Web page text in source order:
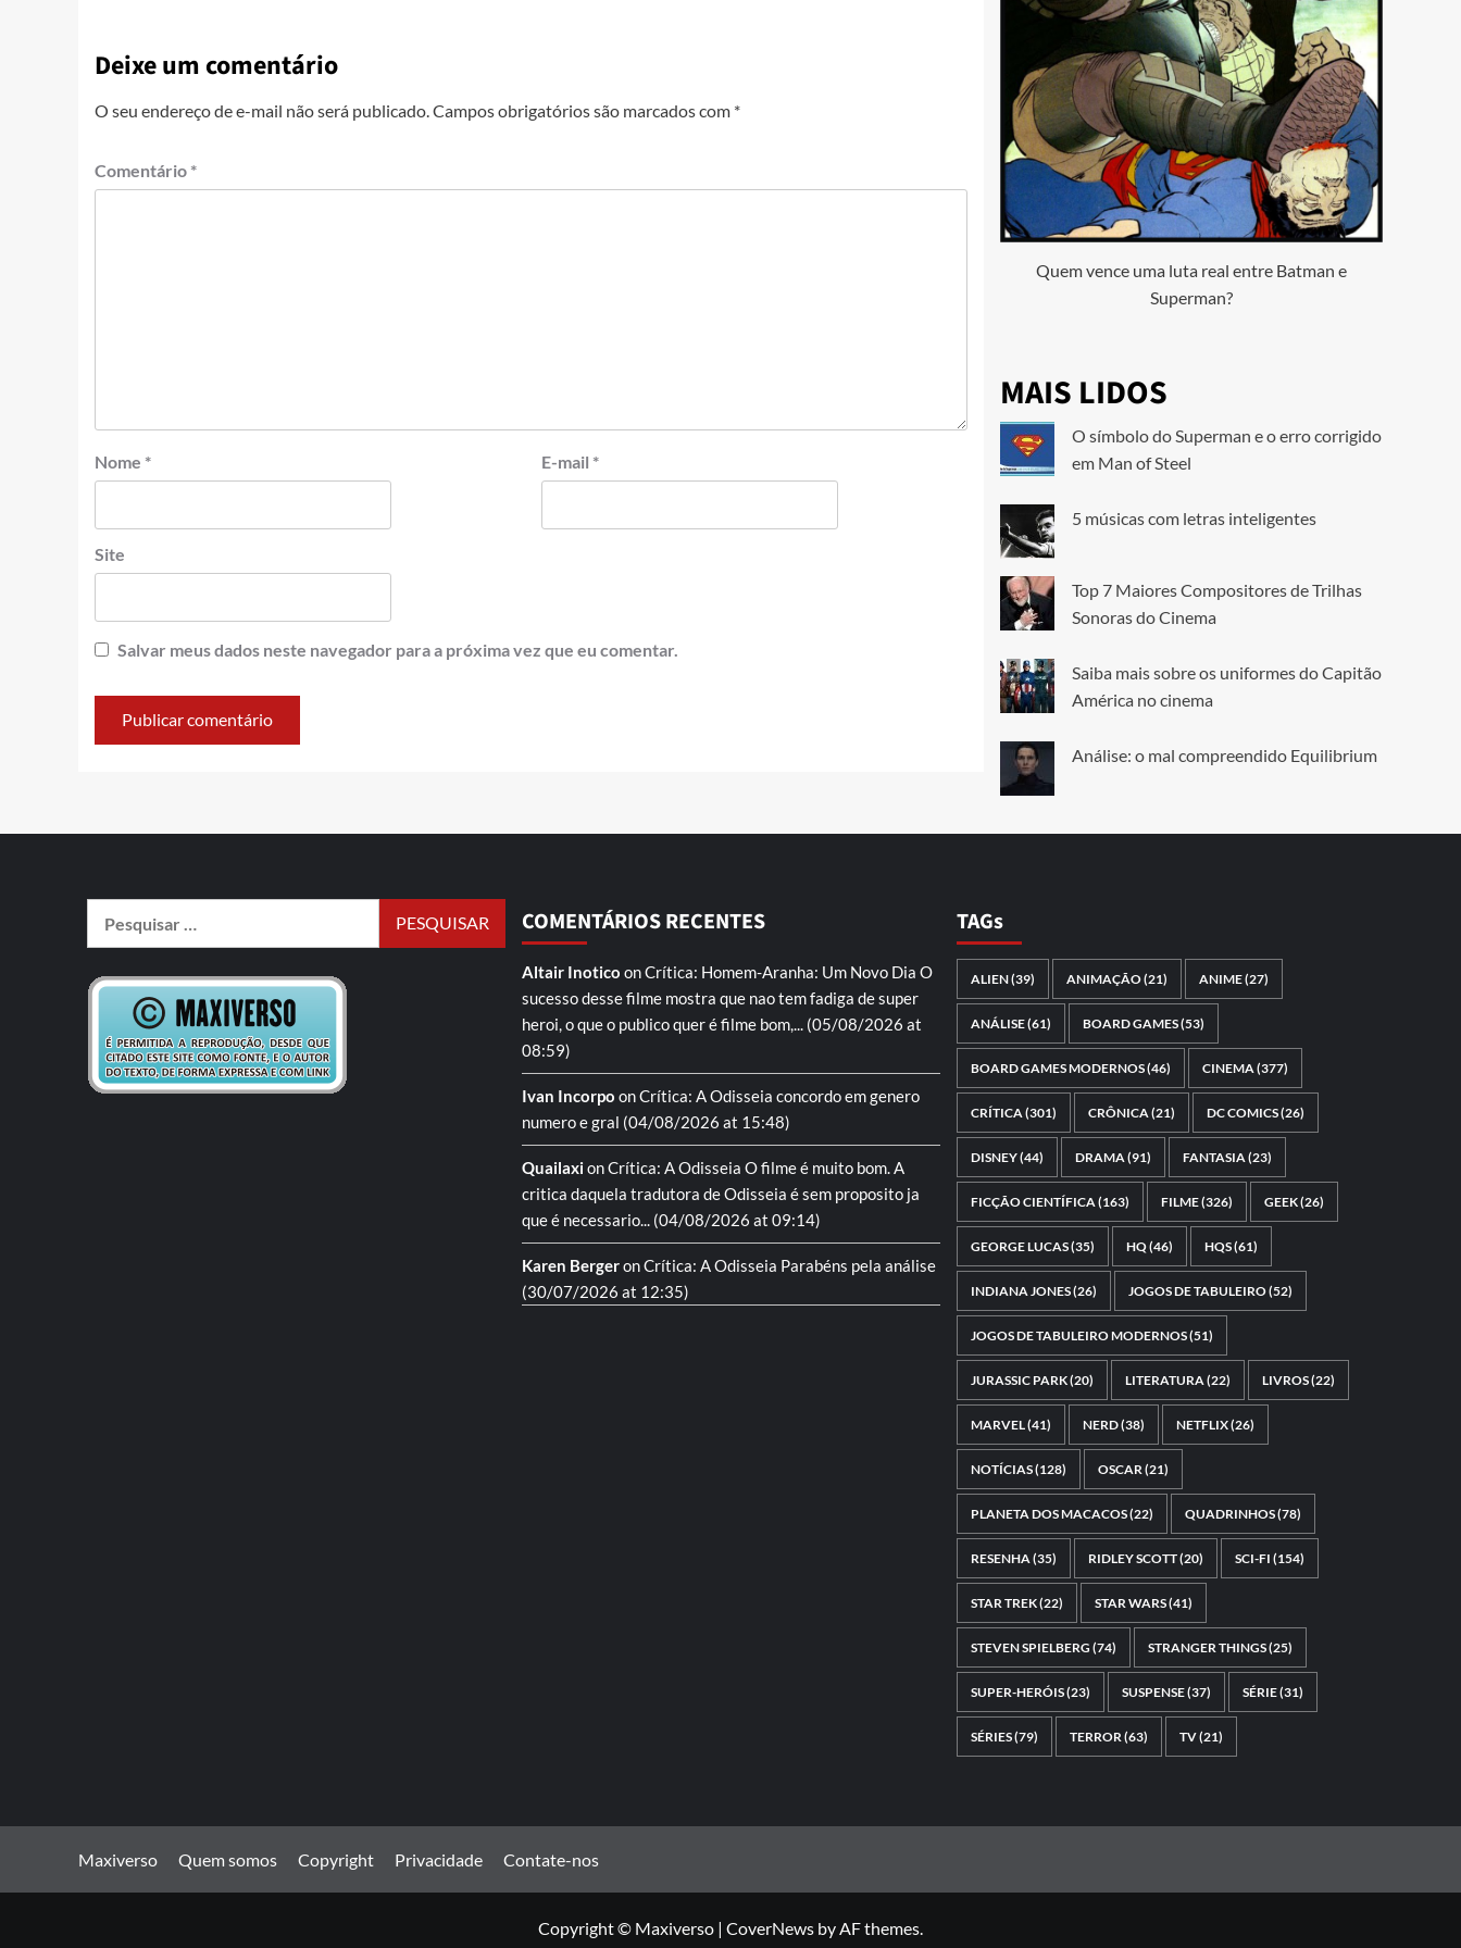
Deixe um comentário
O seu endereço de e-mail não será publicado.Campos obrigatórios são marcados com *
Comentário *
Nome * E-mail *
Site
Salvar meus dados neste navegador para a próxima vez que eu comentar.
Quem vence uma luta real entre Batman e
Superman?
MAIS LIDOS
O símbolo do Superman e o erro corrigido
em Man of Steel
5 músicas com letras inteligentes
Top 7 Maiores Compositores de Trilhas
Sonoras do Cinema
Saiba mais sobre os uniformes do Capitão
América no cinema
Análise: o mal compreendido Equilibrium
COMENTÁRIOS RECENTES
Altair Inotico onCrítica: Homem-Aranha: Um Novo Dia O
sucesso desse filme mostra que nao tem fadiga de super
heroi, o que o publico quer é filme bom,... (05/08/2026 at
08:59)
Ivan Incorpo onCrítica: A Odisseia concordo em genero
numero e gral (04/08/2026 at 15:48)
QuailaxionCrítica: A Odisseia O filme é muito bom. A
critica daquela tradutora de Odisseia é sem proposito ja
que é necessario... (04/08/2026 at 09:14)
Karen BergeronCrítica: A Odisseia Parabéns pela análise
(30/07/2026 at 12:35)
TAGs
ALIEN(39) ANIMAÇÃO(21) ANIME(27)
ANÁLISE(61) BOARD GAMES(53)
BOARD GAMES MODERNOS(46) CINEMA (377)
CRÍTICA (301) CRÔNICA (21) DC COMICS(26)
DISNEY(44) DRAMA (91) FANTASIA (23)
FICÇÃO CIENTÍFICA (163) FILME(326) GEEK(26)
GEORGE LUCAS(35) HQ(46) HQS(61)
INDIANA JONES(26) JOGOS DE TABULEIRO(52)
JOGOS DE TABULEIRO MODERNOS(51)
JURASSIC PARK(20) LITERATURA (22) LIVROS(22)
MARVEL(41) NERD(38) NETFLIX(26)
NOTÍCIAS(128) OSCAR (21)
PLANETA DOS MACACOS(22) QUADRINHOS(78)
RESENHA (35) RIDLEY SCOTT(20) SCI-FI (154)
STAR TREK(22) STAR WARS(41)
STEVEN SPIELBERG (74) STRANGER THINGS(25)
SUPER-HERÓIS(23) SUSPENSE(37) SÉRIE(31)
SÉRIES(79) TERROR (63) TV(21)
Maxiverso Quem somos Copyright Privacidade Contate-nos
Copyright © Maxiverso | CoverNews by AF themes.